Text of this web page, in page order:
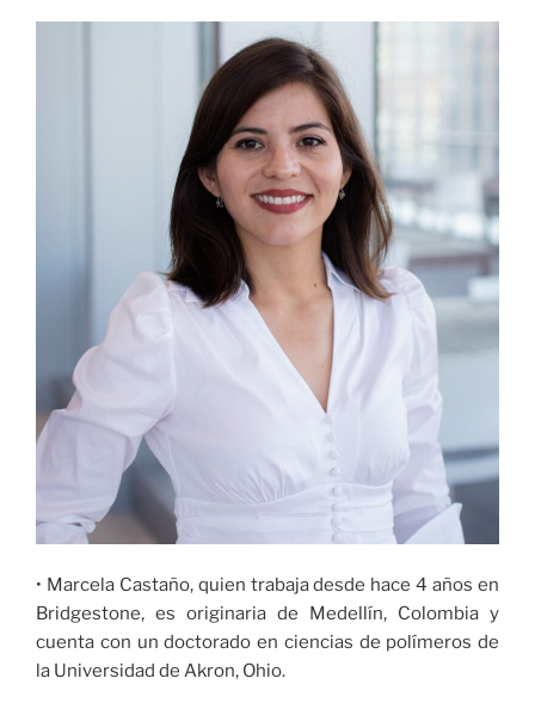
• Marcela Castaño, quien trabaja desde hace 4 años en
Bridgestone, es originaria de Medellín, Colombia y
cuenta con un doctorado en ciencias de polímeros de
la Universidad de Akron, Ohio.